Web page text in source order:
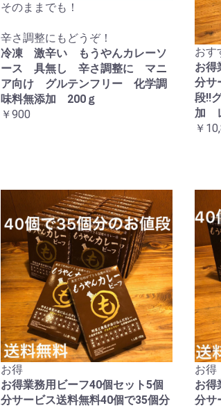
そのままでも！
辛さ調整にもどうぞ！
冷凍 激辛い もうやんカレーソ
ース 具無し 辛さ調整に マニ
ア向け グルテンフリー 化学調
味料無添加 200ｇ
￥900
おす
お得
分サ
段!!
加
￥
お得
お得業務用ビーフ40個セット5個
分サービス送料無料40個で35個分
お得
お得
分サ